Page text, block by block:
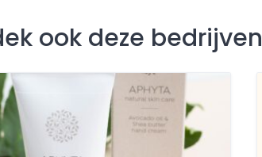
ook deze bedrijven